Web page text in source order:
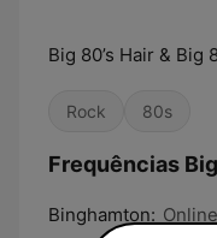
Big 80’s Hair & Big
Rock 80s
Frequências
Binghamton: Online